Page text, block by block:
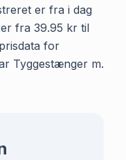
er fra i dag
fra 39.95 kr til
for
Tyggestænger m.